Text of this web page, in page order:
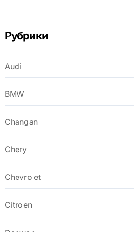
Рубрики
Audi
BMW
Changan
Chery
Chevrolet
Citroen